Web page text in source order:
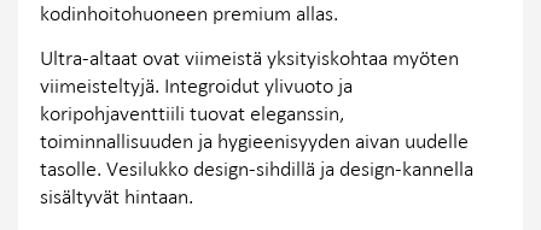
kodinhoitohuoneen premium allas.
Ultra-altaat ovat viimeistä yksityiskohtaa myöten
viimeisteltyjä. Integroidut ylivuoto ja
koripohjaventtiili tuovat eleganssin,
toiminnallisuuden ja hygieenisyyden aivan uudelle
tasolle. Vesilukko design-sihdillä ja design-kannella
sisältyvät hintaan.